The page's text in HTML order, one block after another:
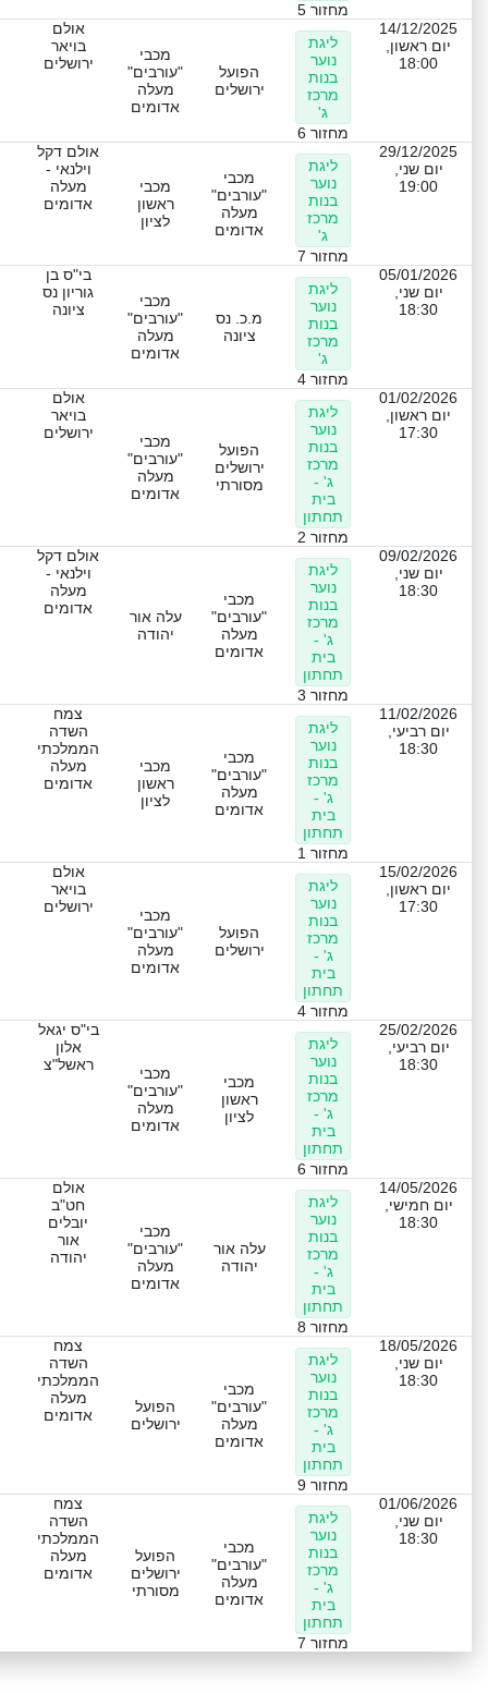
מחזור 5
14/12/2025
יום ראשון,
18:00
ליגת
נוער
בנות
מרכז
ג'
מחזור 6
הפועל
ירושלים
מכבי
"עורבים"
מעלה
אדומים
אולם
בויאר
ירושלים
29/12/2025
יום שני,
19:00
ליגת
נוער
בנות
מרכז
ג'
מחזור 7
מכבי
"עורבים"
מעלה
אדומים
מכבי
ראשון
לציון
אולם דקל
וילנאי -
מעלה
אדומים
05/01/2026
יום שני,
18:30
ליגת
נוער
בנות
מרכז
ג'
מחזור 4
מ.כ. נס
ציונה
מכבי
"עורבים"
מעלה
אדומים
בי"ס בן
גוריון נס
ציונה
01/02/2026
יום ראשון,
17:30
ליגת
נוער
בנות
מרכז
ג' -
בית
תחתון
מחזור 2
הפועל
ירושלים
מסורתי
מכבי
"עורבים"
מעלה
אדומים
אולם
בויאר
ירושלים
09/02/2026
יום שני,
18:30
ליגת
נוער
בנות
מרכז
ג' -
בית
תחתון
מחזור 3
מכבי
"עורבים"
מעלה
אדומים
עלה אור
יהודה
אולם דקל
וילנאי -
מעלה
אדומים
11/02/2026
יום רביעי,
18:30
ליגת
נוער
בנות
מרכז
ג' -
בית
תחתון
מחזור 1
מכבי
"עורבים"
מעלה
אדומים
מכבי
ראשון
לציון
צמח
השדה
הממלכתי
מעלה
אדומים
15/02/2026
יום ראשון,
17:30
ליגת
נוער
בנות
מרכז
ג' -
בית
תחתון
מחזור 4
הפועל
ירושלים
מכבי
"עורבים"
מעלה
אדומים
אולם
בויאר
ירושלים
25/02/2026
יום רביעי,
18:30
ליגת
נוער
בנות
מרכז
ג' -
בית
תחתון
מחזור 6
מכבי
ראשון
לציון
מכבי
"עורבים"
מעלה
אדומים
בי"ס יגאל
אלון
ראשל"צ
14/05/2026
יום חמישי,
18:30
ליגת
נוער
בנות
מרכז
ג' -
בית
תחתון
מחזור 8
עלה אור
יהודה
מכבי
"עורבים"
מעלה
אדומים
אולם
חט"ב
יובלים
אור
יהודה
18/05/2026
יום שני,
18:30
ליגת
נוער
בנות
מרכז
ג' -
בית
תחתון
מחזור 9
מכבי
"עורבים"
מעלה
אדומים
הפועל
ירושלים
צמח
השדה
הממלכתי
מעלה
אדומים
01/06/2026
יום שני,
18:30
ליגת
נוער
בנות
מרכז
ג' -
בית
תחתון
מחזור 7
מכבי
"עורבים"
מעלה
אדומים
הפועל
ירושלים
מסורתי
צמח
השדה
הממלכתי
מעלה
אדומים